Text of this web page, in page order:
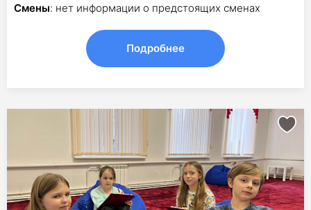
Смены: нет информации о предстоящих сменах
Подробнее